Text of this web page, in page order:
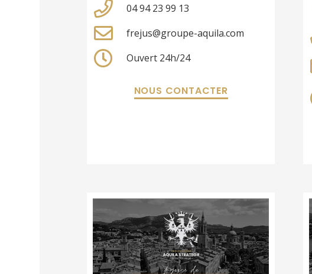
04 94 23 99 13
frejus@groupe-aquila.com
Ouvert 24h/24
NOUS CONTACTER